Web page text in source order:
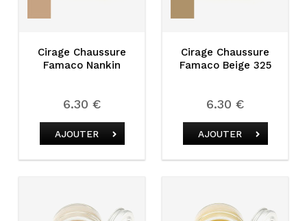
Cirage Chaussure
Famaco Nankin
6.30 €
AJOUTER
Cirage Chaussure
Famaco Beige 325
6.30 €
AJOUTER